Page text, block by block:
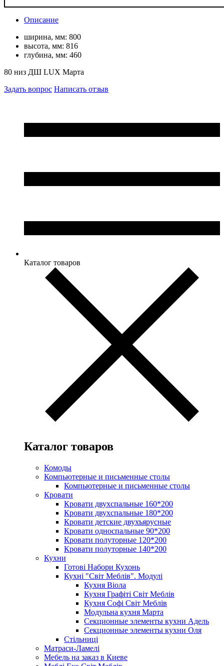
Описание
ширина, мм: 800
высота, мм: 816
глубина, мм: 460
80 низ ДШ LUX Марта
Задать вопрос Написать отзыв
Каталог товаров
Каталог товаров
Комоды
Компьютерные и письменные столы
Компьютерные и письменные столы
Кровати
Кровати двухспальные 160*200
Кровати двухспальные 180*200
Кровати детские двухъярусные
Кровати односпальные 90*200
Кровати полуторные 120*200
Кровати полуторные 140*200
Кухни
Готові Набори Кухонь
Кухні "Світ Меблів". Модулі
Кухня Віола
Кухня Графіті Світ Меблів
Кухня Софі Світ Меблів
Модульна кухня Марта
Секционные элементы кухни Адель
Секционные элементы кухни Оля
Стільниці
Матраси-Ламелі
Мебель на заказ в Киеве